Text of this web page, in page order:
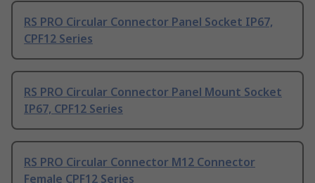
RS PRO Circular Connector Panel Socket IP67,
CPF12 Series
RS PRO Circular Connector Panel Mount Socket
IP67, CPF12 Series
RS PRO Circular Connector M12 Connector
Female CPF12 Series